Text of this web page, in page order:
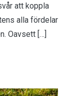
att koppla
alla fördelar
Oavsett […]